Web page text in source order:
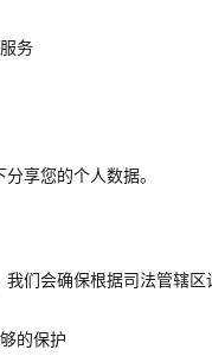
务
享您的个人数据。
们会确保根据司法管辖
的保护